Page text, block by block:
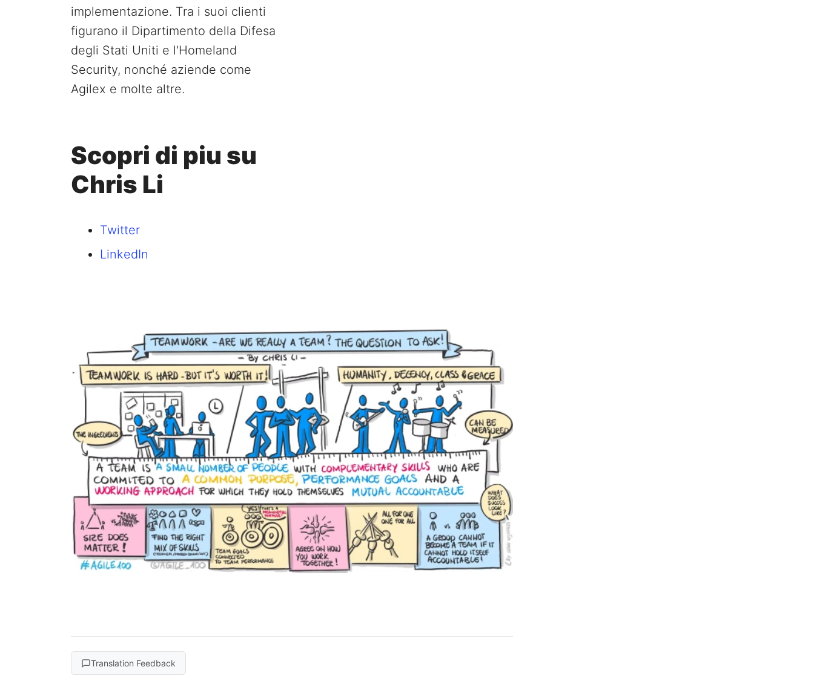
implementazione. Tra i suoi clienti
figurano il Dipartimento della Difesa
degli Stati Uniti e l'Homeland
Security, nonché aziende come
Agilex e molte altre.
Scopri di piu su
Chris Li
Twitter
LinkedIn
Translation Feedback